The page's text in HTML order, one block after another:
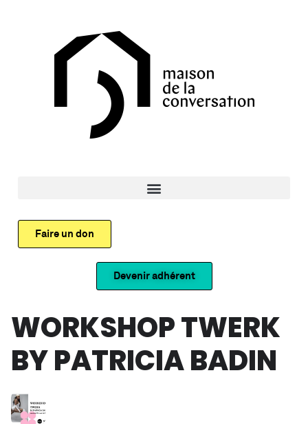
Faire un don
Devenir adhérent
WORKSHOP TWERK
BY PATRICIA BADIN